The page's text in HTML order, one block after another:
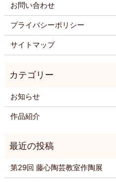
お問い合わせ
プライバシーポリシー
サイトマップ
お知らせ
作品紹介
第29回 藤心陶芸教室作陶展